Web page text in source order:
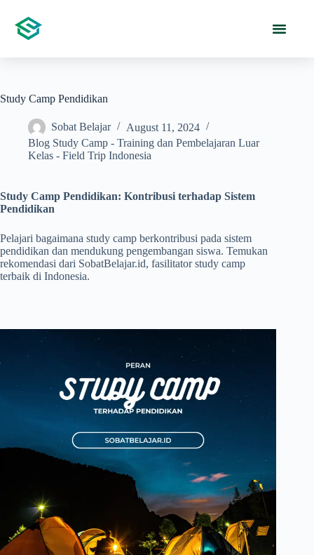
Study Camp Pendidikan
Sobat Belajar
August 11, 2024
Blog Study Camp - Training dan Pembelajaran Luar
Kelas - Field Trip Indonesia
Study Camp Pendidikan: Kontribusi terhadap Sistem
Pendidikan
Pelajari bagaimana study camp berkontribusi pada sistem
pendidikan dan mendukung pengembangan siswa. Temukan
rekomendasi dari SobatBelajar.id, fasilitator study camp
terbaik di Indonesia.